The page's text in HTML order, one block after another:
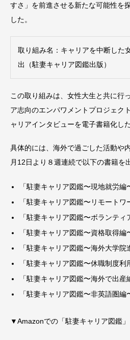
すさ」を前進させる新たな可能性を
した。
取り組み名：キャリアを中断した
出（駐妻キャリア図鑑出版）
この取り組みは、女性大生と共に行
ア志向のエンパワメントプロジェク
ャリアインタビューを電子書籍化し
具体的には、海外で過ごした活動や
月12日より８週連続で以下の書籍を
「駐妻キャリア図鑑〜現地就労編
「駐妻キャリア図鑑〜リモートワ
「駐妻キャリア図鑑〜ボランティ
「駐妻キャリア図鑑〜資格取得編
「駐妻キャリア図鑑〜海外大学院
「駐妻キャリア図鑑〜休職制度利
「駐妻キャリア図鑑〜海外で出産
「駐妻キャリア図鑑〜非英語圏編
▼Amazonでの「駐妻キャリア図鑑」